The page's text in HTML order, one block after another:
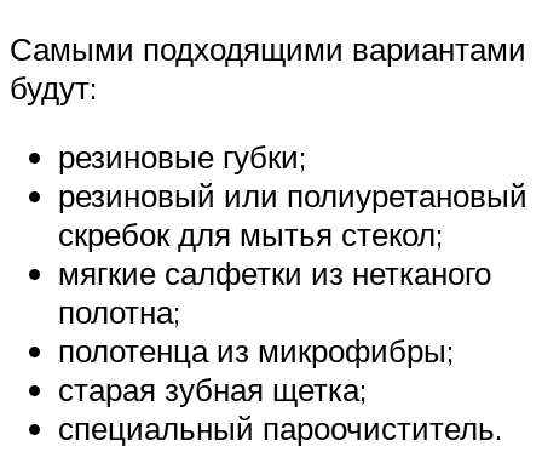
Самыми подходящими вариантами
будут:
резиновые губки;
резиновый или полиуретановый
скребок для мытья стекол;
мягкие салфетки из нетканого
полотна;
полотенца из микрофибры;
старая зубная щетка;
специальный пароочиститель.